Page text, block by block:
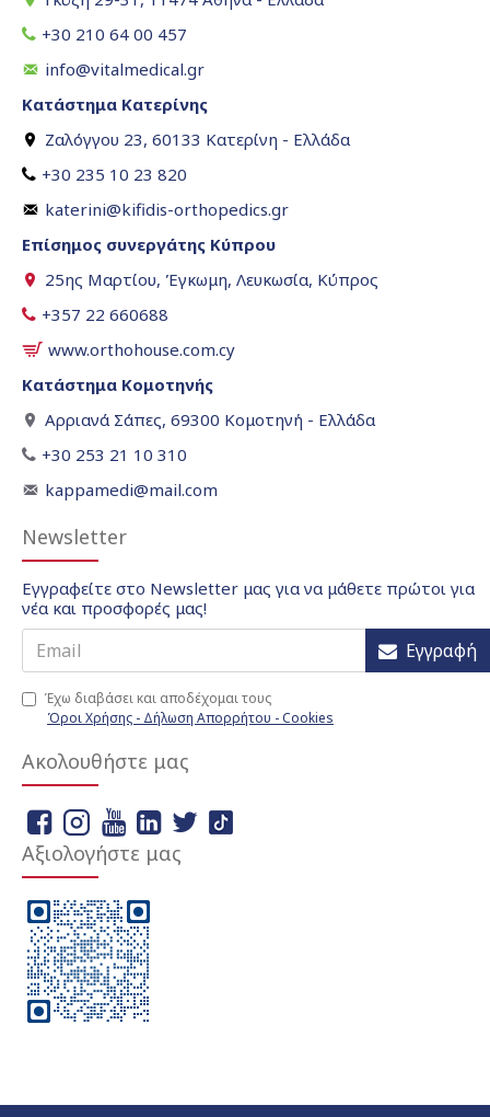
+30 210 64 00 457
info@vitalmedical.gr
Κατάστημα Κατερίνης
Ζαλόγγου 23, 60133 Κατερίνη - Ελλάδα
+30 235 10 23 820
katerini@kifidis-orthopedics.gr
Επίσημος συνεργάτης Κύπρου
25ης Μαρτίου, Έγκωμη, Λευκωσία, Κύπρος
+357 22 660688
www.orthohouse.com.cy
Κατάστημα Κομοτηνής
Αρριανά Σάπες, 69300 Κομοτηνή - Ελλάδα
+30 253 21 10 310
kappamedi@mail.com
Newsletter
Εγγραφείτε στο Newsletter μας για να μάθετε πρώτοι για
νέα και προσφορές μας!
Εγγραφή
Έχω διαβάσει και αποδέχομαι τους
Όροι Χρήσης - Δήλωση Απορρήτου - Cookies
Ακολουθήστε μας
Αξιολογήστε μας